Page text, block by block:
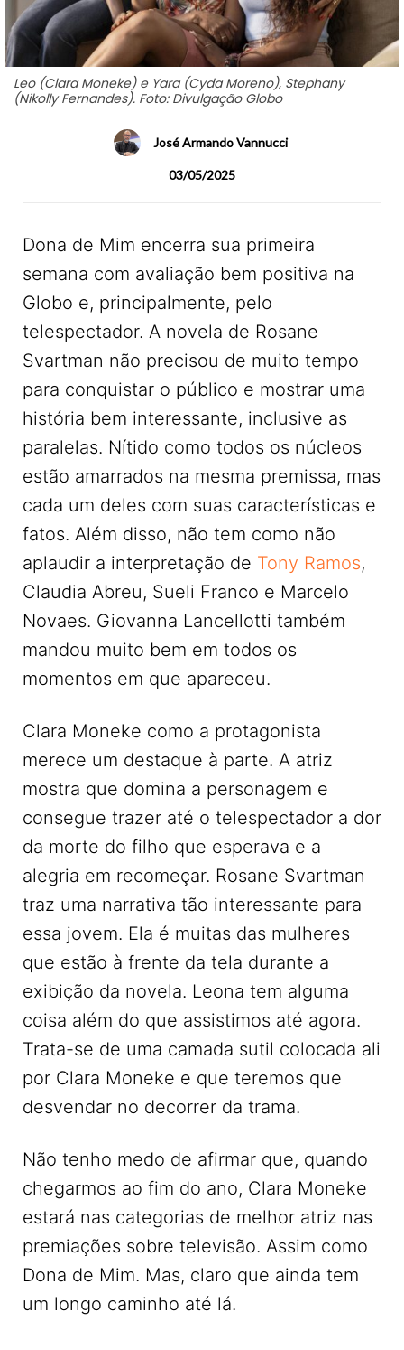
Leo (Clara Moneke) e Yara (Cyda Moreno), Stephany
(Nikolly Fernandes). Foto: Divulgação Globo
José Armando Vannucci
03/05/2025
Dona de Mim encerra sua primeira
semana com avaliação bem positiva na
Globo e, principalmente, pelo
telespectador. A novela de Rosane
Svartman não precisou de muito tempo
para conquistar o público e mostrar uma
história bem interessante, inclusive as
paralelas. Nítido como todos os núcleos
estão amarrados na mesma premissa, mas
cada um deles com suas características e
fatos. Além disso, não tem como não
aplaudir a interpretação de Tony Ramos,
Claudia Abreu, Sueli Franco e Marcelo
Novaes. Giovanna Lancellotti também
mandou muito bem em todos os
momentos em que apareceu.
Clara Moneke como a protagonista
merece um destaque à parte. A atriz
mostra que domina a personagem e
consegue trazer até o telespectador a dor
da morte do filho que esperava e a
alegria em recomeçar. Rosane Svartman
traz uma narrativa tão interessante para
essa jovem. Ela é muitas das mulheres
que estão à frente da tela durante a
exibição da novela. Leona tem alguma
coisa além do que assistimos até agora.
Trata-se de uma camada sutil colocada ali
por Clara Moneke e que teremos que
desvendar no decorrer da trama.
Não tenho medo de afirmar que, quando
chegarmos ao fim do ano, Clara Moneke
estará nas categorias de melhor atriz nas
premiações sobre televisão. Assim como
Dona de Mim. Mas, claro que ainda tem
um longo caminho até lá.